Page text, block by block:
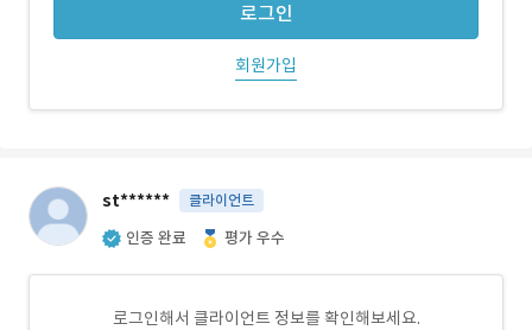
로그인
회원가입
st****** 클라이언트
인증 완료 평가 우수
로그인해서 클라이언트 정보를 확인해보세요.